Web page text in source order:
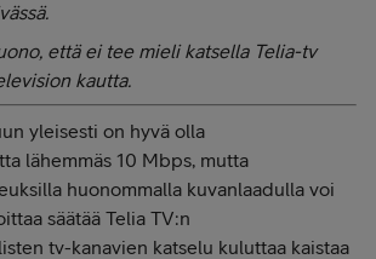
että ei tee mieli katsella Telia-tv
kautta.
yleisesti on hyvä olla
lähemmäs 10 Mbps, mutta
huonommalla kuvanlaadulla voi
säätää Telia TV:n
tv-kanavien katselu kuluttaa kaistaa